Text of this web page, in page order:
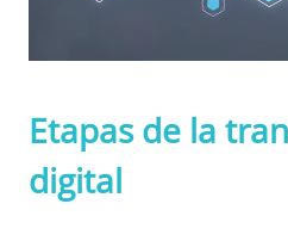
Etapas de la
digital